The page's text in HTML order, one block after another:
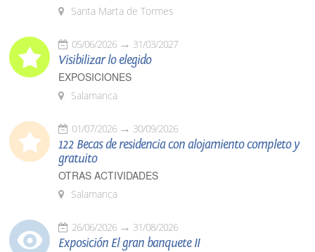
Santa Marta de Tormes
05/06/2026 31/03/2027
Visibilizar lo elegido
EXPOSICIONES
Salamanca
01/07/2026 30/09/2026
122 Becas de residencia con alojamiento completo y
gratuito
OTRAS ACTIVIDADES
Salamanca
26/06/2026 31/08/2026
Exposición El gran banquete II